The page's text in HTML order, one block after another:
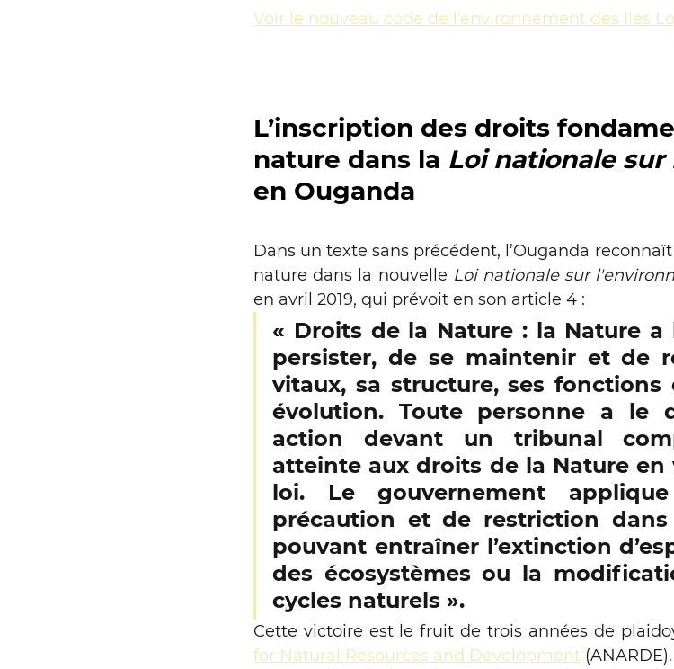
Voir le nouveau code de l’environnement des Iles
L’inscription des droits
nature dans la Loi nationale sur
en Ouganda
Dans un texte sans précédent, l’Ouganda
nature dans la nouvelle Loi nationale sur
en avril 2019, qui prévoit en son article 4 :
« Droits de la Nature : la Nature
persister, de se maintenir et de
vitaux, sa structure, ses fonctions
évolution. Toute personne a le
action devant un tribunal
atteinte aux droits de la Nature
loi. Le gouvernement
précaution et de restriction
pouvant entraîner l’extinction
des écosystèmes ou la
cycles naturels ».
Cette victoire est le fruit de trois années de
for Natural Resources and Development